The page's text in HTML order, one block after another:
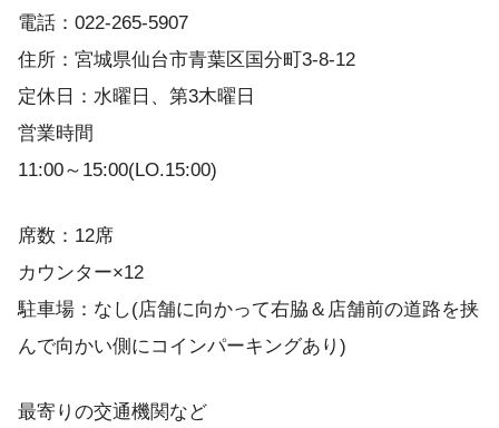
電話：022-265-5907
住所：宮城県仙台市青葉区国分町3-8-12
定休日：水曜日、第3木曜日
営業時間
11:00～15:00(LO.15:00)
席数：12席
カウンター×12
駐車場：なし(店舗に向かって右脇＆店舗前の道路を挟
んで向かい側にコインパーキングあり)
最寄りの交通機関など